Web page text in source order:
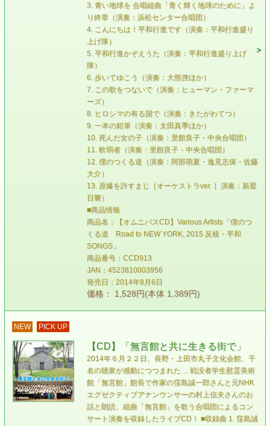
3. 青い地球を 合唱組曲「青く輝く地球のために」よ
り終章（演奏：浜松センター合唱団）
4. こんにちは！平和行進です（演奏：平和行進盛り
上げ隊）
5. 平和行進かぞえうた（演奏：平和行進盛り上げ
隊）
6. 歩いてゆこう（演奏：大熊啓ほか）
7. この歌をつないで（演奏：ヒューマン・ファーマ
ーズ）
8. ヒロシマの有る国で（演奏：きたがわてつ）
9. 一本の鉛筆（演奏：太田真季ほか）
10. 死んだ女の子（演奏：里館良子・中央合唱団）
11. 軟弱者（演奏：里館良子・中央合唱団）
12. 僕のつくる道（演奏：阿部萌夏・逸見志保・佐藤
大介）
13. 原爆を許すまじ［オーケストラver. ］演奏：新星
日響）
■商品情報
商品名：【オムニバスCD】Various Artists「僕のつ
くる道 Road to NEW YORK, 2015 反核・平和
SONGS」
商品番号：CCD913
JAN：4523810003956
発売日：2014年8月6日
価格： 1,528円(本体 1,389円)
NEW PICK UP
【CD】「無言館と共に生きる街で」
2014年６月２２日、長野・上田市丸子文化会館、千
名の聴衆が感動につつまれた… 戦没者学生慰霊美術
館「無言館」館長で作家の窪島誠一郎さんと元NHK
エグゼクティブアナンウンサーの村上信夫さんのお
話と朗読、組曲「無言館」を歌う合唱団によるコン
サート演奏を収録したライブCD！ ■収録曲 1. 窪島誠